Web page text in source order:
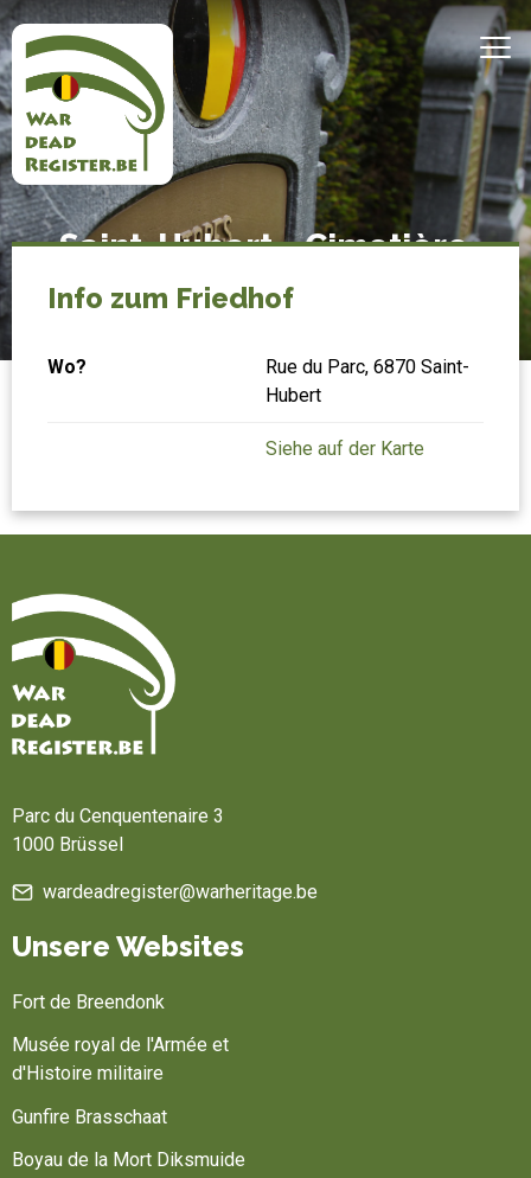
Direkt
zum
Inhalt
Startseite
Belgian
War
Dead
Saint-Hubert - Cimetière
communal
Info zum Friedhof
Wo?
Rue du Parc, 6870 Saint-
Hubert
Siehe auf der Karte
Parc du Cenquentenaire 3
1000 Brüssel
wardeadregister@warheritage.be
Unsere Websites
Fort de Breendonk
Musée royal de l'Armée et
d'Histoire militaire
Gunfire Brasschaat
Boyau de la Mort Diksmuide